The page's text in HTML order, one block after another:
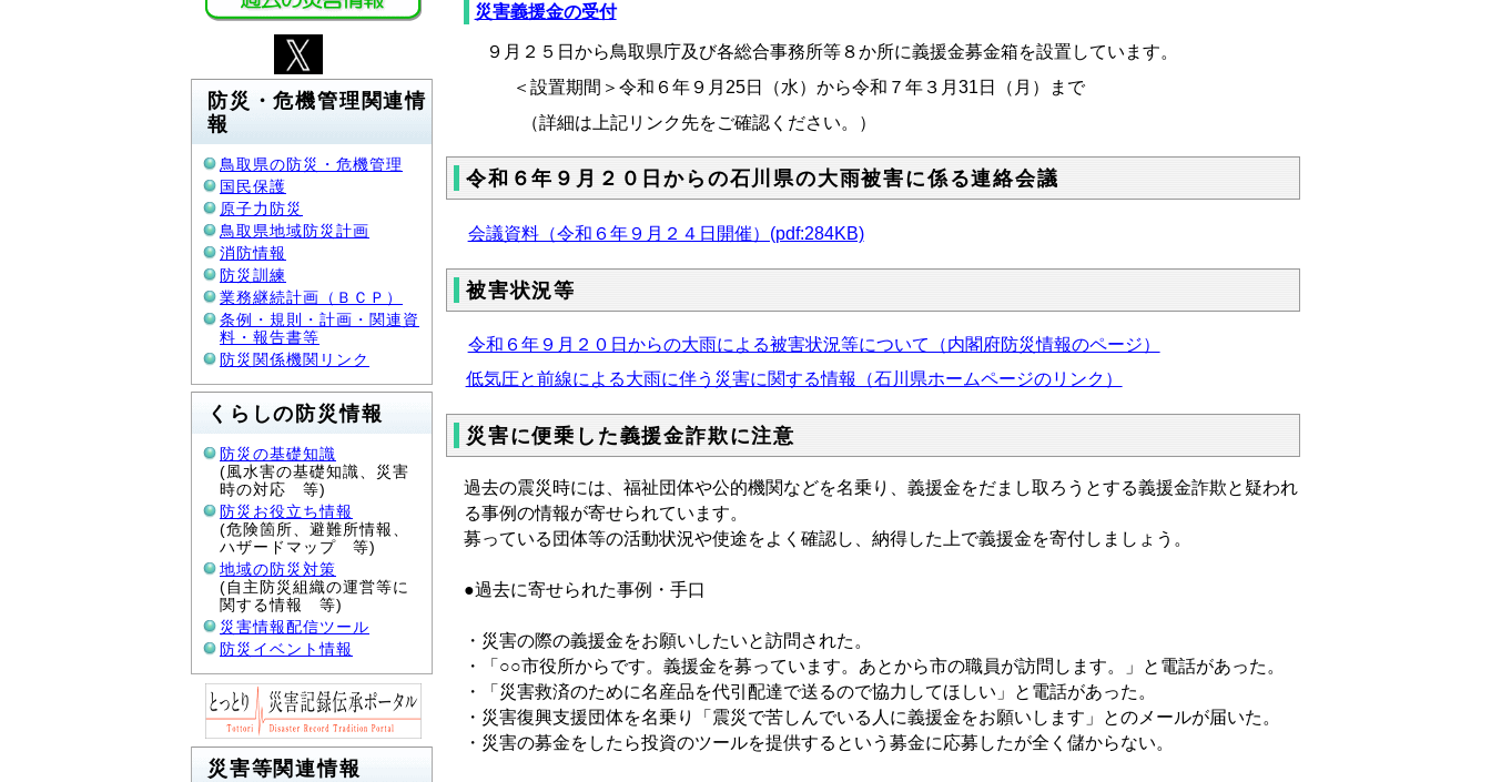
防災・危機管理関連情
報
鳥取県の防災・危機管理
国民保護
原子力防災
鳥取県地域防災計画
消防情報
防災訓練
業務継続計画（ＢＣＰ）
条例・規則・計画・関連資
料・報告書等
防災関係機関リンク
くらしの防災情報
防災の基礎知識
(風水害の基礎知識、災害
時の対応 等)
防災お役立ち情報
(危険箇所、避難所情報、
ハザードマップ 等)
地域の防災対策
(自主防災組織の運営等に
関する情報 等)
災害情報配信ツール
防災イベント情報
災害等関連情報
災害義援金の受付
９月２５日から鳥取県庁及び各総合事務所等８か所に義援金募金箱を設置しています。
＜設置期間＞令和６年９月25日（水）から令和７年３月31日（月）まで
（詳細は上記リンク先をご確認ください。）
令和６年９月２０日からの石川県の大雨被害に係る連絡会議
会議資料（令和６年９月２４日開催）(pdf:284KB)
被害状況等
令和６年９月２０日からの大雨による被害状況等について（内閣府防災情報のページ）
低気圧と前線による大雨に伴う災害に関する情報（石川県ホームページのリンク）
災害に便乗した義援金詐欺に注意
過去の震災時には、福祉団体や公的機関などを名乗り、義援金をだまし取ろうとする義援金詐欺と疑われ
る事例の情報が寄せられています。
募っている団体等の活動状況や使途をよく確認し、納得した上で義援金を寄付しましょう。
●過去に寄せられた事例・手口
・災害の際の義援金をお願いしたいと訪問された。
・「○○市役所からです。義援金を募っています。あとから市の職員が訪問します。」と電話があった。
・「災害救済のために名産品を代引配達で送るので協力してほしい」と電話があった。
・災害復興支援団体を名乗り「震災で苦しんでいる人に義援金をお願いします」とのメールが届いた。
・災害の募金をしたら投資のツールを提供するという募金に応募したが全く儲からない。